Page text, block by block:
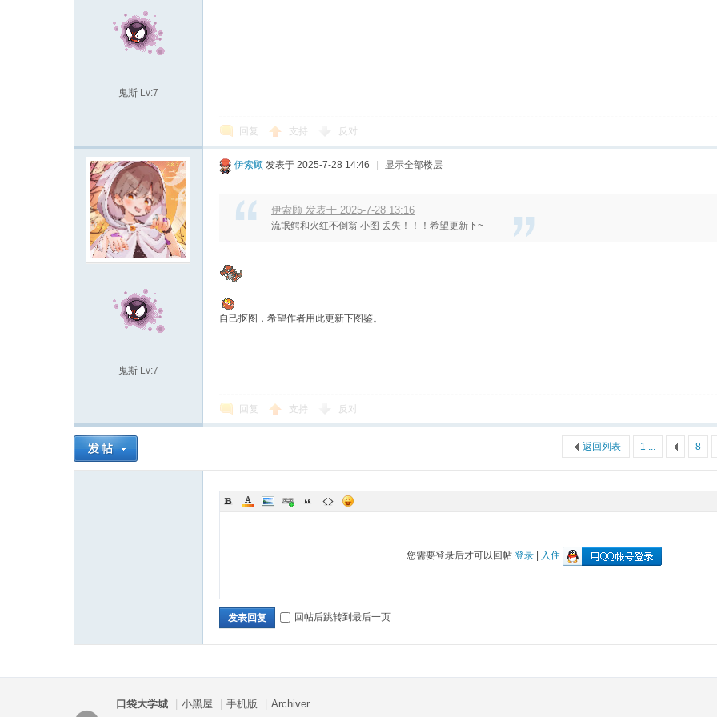
鬼斯 Lv:7
回复 支持 反对
鬼斯 Lv:7
伊索顾 发表于 2025-7-28 14:46 | 显示全部楼层
伊索顾 发表于 2025-7-28 13:16
流氓鳄和火红不倒翁 小图 丢失！！！希望更新下~
自己抠图，希望作者用此更新下图鉴。
回复 支持 反对
1 ... 8
返回列表
您需要登录后才可以回帖 登录 入住
发表回复 回帖后跳转到最后一页
口袋大学城 小黑屋 手机版 Archiver